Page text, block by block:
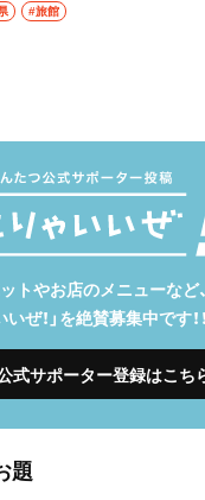
#旅館
トやお店のメニューなど
いぜ！」を絶賛募集中です！！
式サポーター登録はこち
題